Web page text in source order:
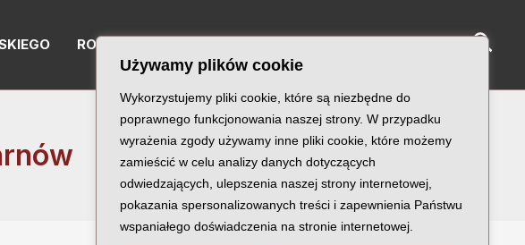
Używamy plików cookie
Wykorzystujemy pliki cookie, które są niezbędne do
poprawnego funkcjonowania naszej strony. W przypadku
wyrażenia zgody używamy inne pliki cookie, które możemy
zamieścić w celu analizy danych dotyczących
odwiedzających, ulepszenia naszej strony internetowej,
pokazania spersonalizowanych treści i zapewnienia Państwu
wspaniałego doświadczenia na stronie internetowej.
RODZINY KATYŃSKIE